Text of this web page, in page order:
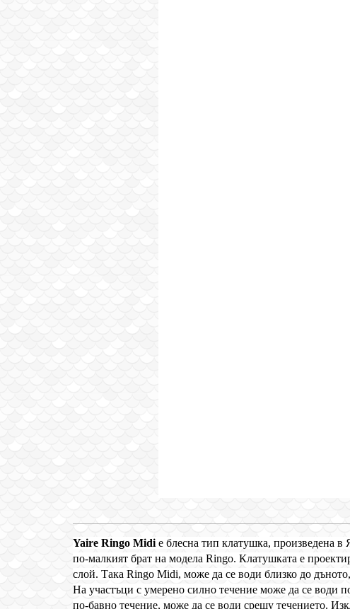
Yaire Ringo Мidi е блесна тип клатушка, произведена
по-малкият брат на модела Ringo. Клатушката е
слой. Така Ringo Midi, може да се води близко до
На участъци с умерено силно течение може да се води
по-бавно течение, може да се води срещу течението.